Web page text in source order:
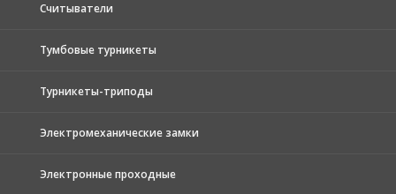
Считыватели
Тумбовые турникеты
Турникеты-триподы
Электромеханические замки
Электронные проходные